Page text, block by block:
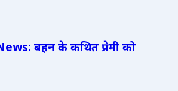
बहन के कथित प्रेमी को